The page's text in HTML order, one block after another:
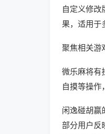
自定义修改
果，适用于
聚焦相关游
微乐麻将有
自摸等操作
闲逸碰胡赢
部分用户反